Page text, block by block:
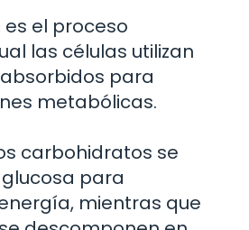
es el proceso
las células utilizan
para
metabólicas.
carbohidratos se
para
mientras que